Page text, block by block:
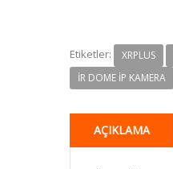
Etiketler: XRPLUS
IR DOME IP KAMERA
AÇIKLAMA